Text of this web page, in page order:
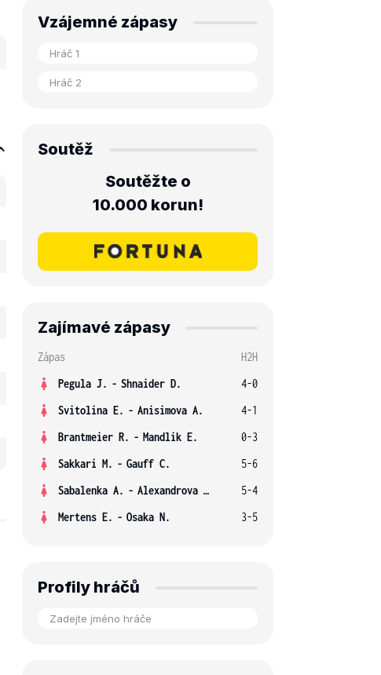
Vzájemné zápasy
Soutěž
Soutěžte o
10.000 korun!
Zajímavé zápasy
Zápas
H2H
Pegula J. - Shnaider D.
4-0
Svitolina E. - Anisimova A.
4-1
Brantmeier R. - Mandlik E.
0-3
Sakkari M. - Gauff C.
5-6
Sabalenka A. - Alexandrova E.
5-4
Mertens E. - Osaka N. 3-5
Profily hráčů